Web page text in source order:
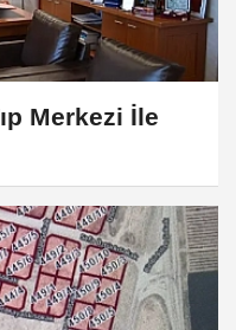
Merkezi İle